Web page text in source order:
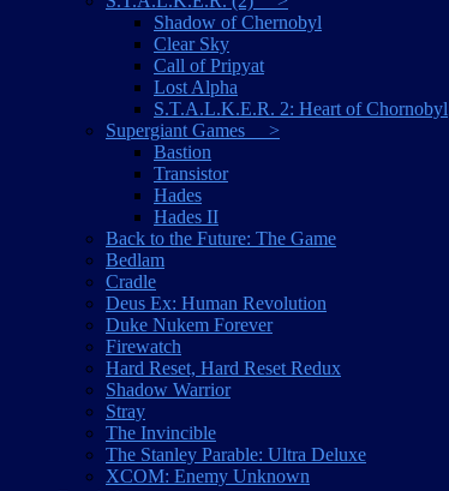
Shadow of Chernobyl
Clear Sky
Call of Pripyat
Lost Alpha
S.T.A.L.K.E.R. 2: Heart of Chornobyl
Supergiant Games >
Bastion
Transistor
Hades
Hades II
Back to the Future: The Game
Bedlam
Cradle
Deus Ex: Human Revolution
Duke Nukem Forever
Firewatch
Hard Reset, Hard Reset Redux
Shadow Warrior
Stray
The Invincible
The Stanley Parable: Ultra Deluxe
XCOM: Enemy Unknown